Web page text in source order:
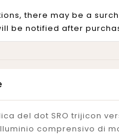
there may be a
be notified after
del dot SRO trijicon
comprensivo di